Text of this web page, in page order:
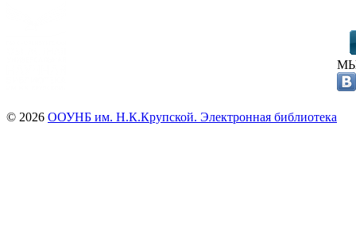
© 2026 ООУНБ им. Н.К.Крупской. Электронная библиотека